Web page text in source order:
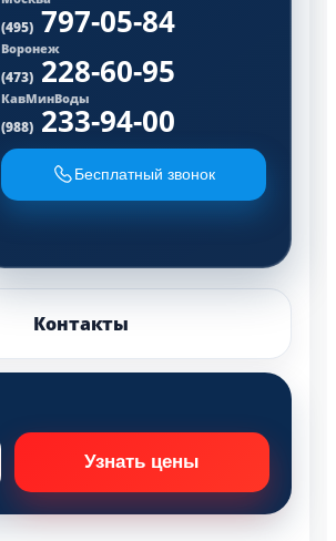
(495) 797-05-84
Воронеж
(473) 228-60-95
КавМинВоды
(988) 233-94-00
Бесплатный звонок
Контакты